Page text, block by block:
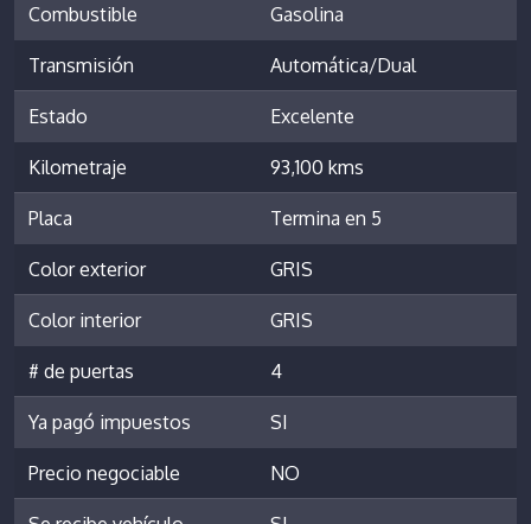
Combustible Gasolina
Transmisión Automática/Dual
Estado Excelente
Kilometraje 93,100 kms
Placa Termina en 5
Color exterior GRIS
Color interior GRIS
# de puertas 4
Ya pagó impuestos SI
Precio negociable NO